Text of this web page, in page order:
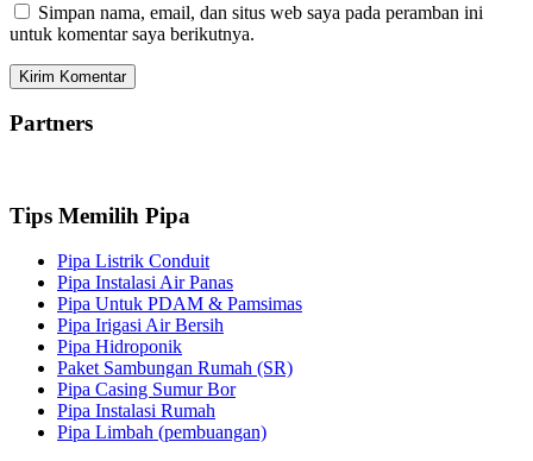
Simpan nama, email, dan situs web saya pada peramban ini
untuk komentar saya berikutnya.
Partners
Tips Memilih Pipa
Pipa Listrik Conduit
Pipa Instalasi Air Panas
Pipa Untuk PDAM & Pamsimas
Pipa Irigasi Air Bersih
Pipa Hidroponik
Paket Sambungan Rumah (SR)
Pipa Casing Sumur Bor
Pipa Instalasi Rumah
Pipa Limbah (pembuangan)